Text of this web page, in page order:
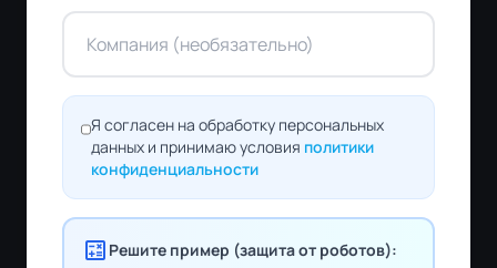
Я согласен на обработку персональных
данных и принимаю условия политики
конфиденциальности
calculate Решите пример (защита от роботов):